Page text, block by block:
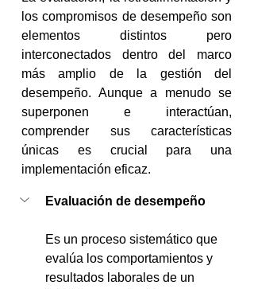
los compromisos de desempeño son
elementos distintos pero
interconectados dentro del marco
más amplio de la gestión del
desempeño. Aunque a menudo se
superponen e interactúan,
comprender sus características
únicas es crucial para una
implementación eficaz.
Evaluación de desempeño
Es un proceso sistemático que
evalúa los comportamientos y
resultados laborales de un